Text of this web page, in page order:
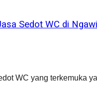
Sedot WC di Ngawi
WC yang terkemuka